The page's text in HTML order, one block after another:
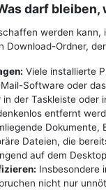
darf bleiben,
werden
Download-Ordner,
Viele installierte
Software oder
der Taskleiste
entfernt
Dateien, die
auf dem
Insbesondere
nicht nur